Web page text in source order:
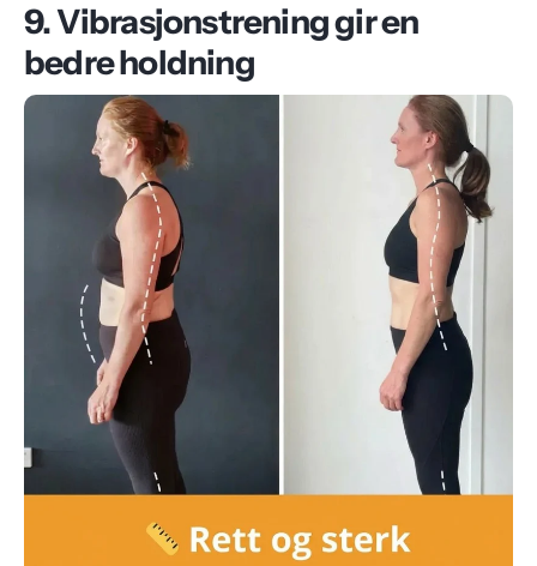
9. Vibrasjonstrening gir en
bedre holdning